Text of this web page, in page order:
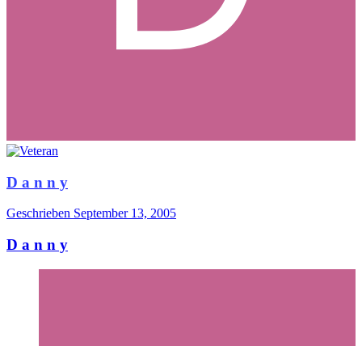
D a n n y
Geschrieben September 13, 2005
D a n n y